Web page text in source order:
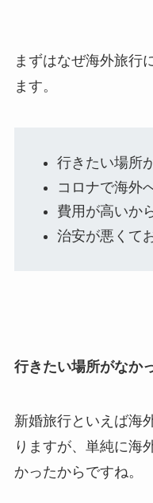
まずはなぜ海外旅行
ます。
行きたい場所
コロナで海外
費用が高いか
治安が悪くて
行きたい場所がなか
新婚旅行といえば海
りますが、単純に海
かったからですね。